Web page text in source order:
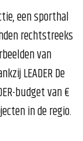
een sporthal
rechtstreeks
van
LEADER De
budget van €
in de regio.